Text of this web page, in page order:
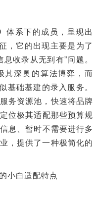
系下的成员，呈现出
，它的出现主要是为了
收录从无到有”问题。
深奥的算法博弈，而
础基建的录入服务。
务资源池，快速将品牌
位极其适配那些预算规
息、暂时不需要进行多
，提供了一种极简化的
小白适配特点